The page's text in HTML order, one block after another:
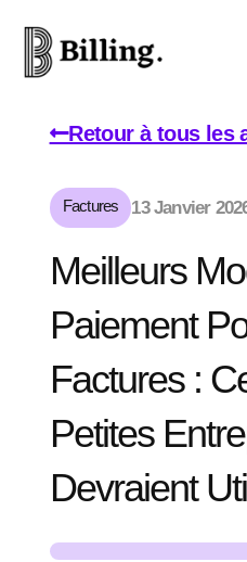
Retour à tous les
Factures 13 Janvier
Meilleurs
Paiement
Factures :
Petites
Devraient